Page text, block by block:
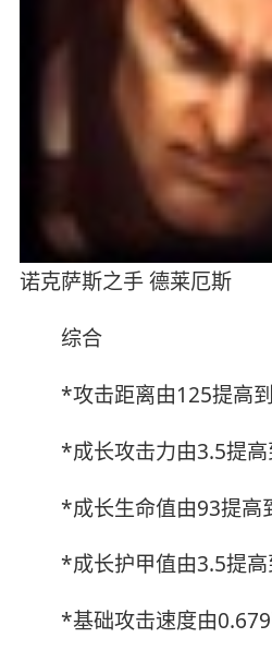
诺克萨斯之手 德莱厄斯
综合
*攻击距离由125提高
*成长攻击力由3.5提高
*成长生命值由93提高
*成长护甲值由3.5提高
*基础攻击速度由0.679